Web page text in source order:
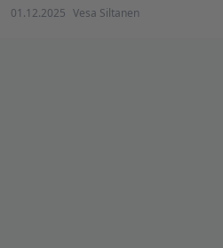
01.12.2025 Vesa Siltanen